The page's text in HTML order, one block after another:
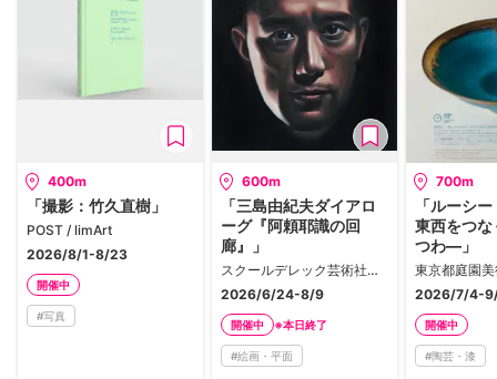
400m
「撮影：竹久直樹」
POST / limArt
2026/8/1-8/23
開催中
#写真
600m
「三島由紀夫ダイアロ
ーグ『阿頼耶識の回
廊』」
スクールデレック芸術社会学研究所
2026/6/24-8/9
開催中 ※本日終了
#絵画・平面
700m
「ルーシ
東西をつ
つわ―」
東京都庭園
2026/7/4-
開催中
#陶芸・漆